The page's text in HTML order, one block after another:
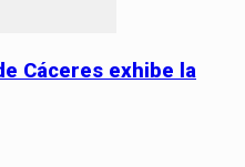
Cáceres exhibe la